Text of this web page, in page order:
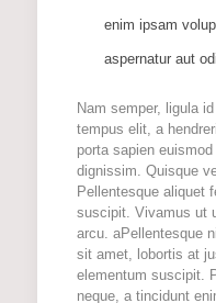
enim ipsam
aspernatur aut
Nam semper, ligula
tempus elit, a
porta sapien
dignissim. Quisque
Pellentesque aliquet
suscipit. Vivamus ut
arcu. aPellentesque
sit amet, lobortis at
elementum suscipit.
neque, a tincidunt